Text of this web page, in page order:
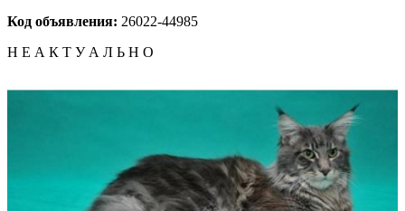
Код объявления: 26022-44985
Н Е А К Т У А Л Ь Н О